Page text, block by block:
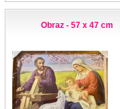
Obraz - 57 x 47 cm